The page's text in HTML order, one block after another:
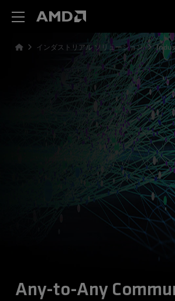
インダストリアル ソリューション
Any-to-Any